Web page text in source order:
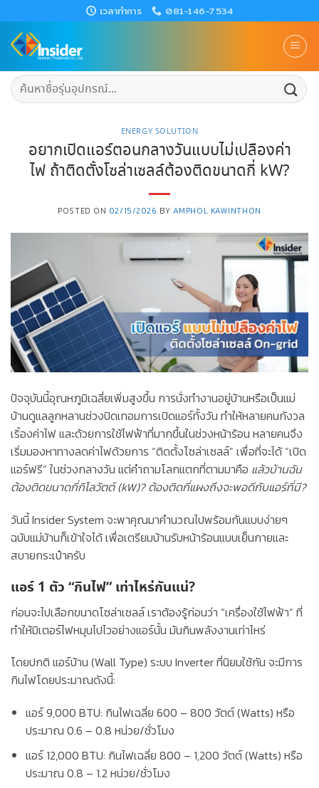
to
content
เวลาทำการ 081-146-7534
ค้นหา:
ENERGY SOLUTION
อยากเปิดแอร์ตอนกลางวันแบบไม่เปลืองค่า
ไฟ ถ้าติดตั้งโซล่าเซลล์ต้องติดขนาดกี่ kW?
POSTED ON 02/15/2026 BY AMPHOL KAWINTHON
ปัจจุบันนี้อุณหภูมิเฉลี่ยเพิ่มสูงขึ้น การนั่งทำงานอยู่บ้านหรือเป็นแม่
บ้านดูแลลูกหลานช่วงปิดเทอมการเปิดแอร์ทั้งวัน ทำให้หลายคนกังวล
เริ้องค่าไฟ และด้วยการใช้ไฟฟ้าที่มากขึ้นในช่วงหน้าร้อน หลายคนจึง
เริ่มมองหาทางลดค่าไฟด้วยการ “ติดตั้งโซล่าเซลล์” เพื่อที่จะได้“เปิด
แอร์ฟรี” ในช่วงกลางวัน แต่คำถามโลกแตกที่ตามมาคือ แล้วบ้านฉัน
ต้องติดขนาดกี่กิโลวัตต์ (kW)? ต้องติดกี่แผงถึงจะพอดีกับแอร์ที่มี?
วันนี้Insider System จะพาคุณมาคำนวณไปพร้อมกันแบบง่ายๆ
ฉบับแม่บ้านก็เข้าใจได้ เพื่อเตรียมบ้านรับหน้าร้อนแบบเย็นกายและ
สบายกระเป๋าครับ
แอร์ 1 ตัว “กินไฟ” เท่าไหร่กันแน่?
ก่อนจะไปเลือกขนาดโซล่าเซลล์ เราต้องรู้ก่อนว่า “เครื่องใช้ไฟฟ้า” ที่
ทำให้มิเตอร์ไฟหมุนไปไวอย่างแอร์นั้น มันกินพลังงานเท่าไหร่
โดยปกติ แอร์บ้าน (Wall Type) ระบบ Inverter ที่นิยมใช้กัน จะมีการ
กินไฟโดยประมาณดังนี้:
แอร์ 9,000 BTU: กินไฟเฉลี่ย 600 – 800 วัตต์ (Watts) หรือ
ประมาณ 0.6 – 0.8 หน่วย/ชั่วโมง
แอร์ 12,000 BTU: กินไฟเฉลี่ย 800 – 1,200 วัตต์ (Watts) หรือ
ประมาณ 0.8 – 1.2 หน่วย/ชั่วโมง